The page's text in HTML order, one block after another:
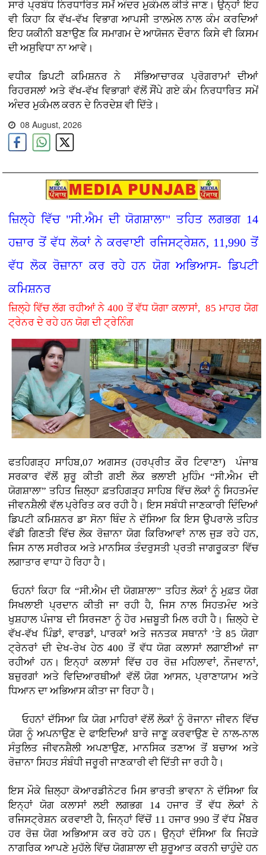
ਸਾਰੇ ਪ੍ਰਬੰਧ ਨਿਰਧਾਰਿਤ ਸਮੇਂ ਅੰਦਰ ਮੁਕੰਮਲ ਕੀਤੇ ਜਾਣ। ਉਨ੍ਹਾਂ ਇਹ
ਵੀ ਕਿਹਾ ਕਿ ਵੱਖ-ਵੱਖ ਵਿਭਾਗ ਆਪਸੀ ਤਾਲਮੇਲ ਨਾਲ ਕੰਮ ਕਰਦਿਆਂ
ਇਹ ਯਕੀਨੀ ਬਣਾਉਣ ਕਿ ਸਮਾਗਮ ਦੇ ਆਯੋਜਨ ਦੌਰਾਨ ਕਿਸੇ ਵੀ ਕਿਸਮ
ਦੀ ਅਸੁਵਿਧਾ ਨਾ ਆਵੇ।
ਵਧੀਕ ਡਿਪਟੀ ਕਮਿਸ਼ਨਰ ਨੇ ਸੱਭਿਆਚਾਰਕ ਪ੍ਰੋਗਰਾਮਾਂ ਦੀਆਂ
ਰਿਹਰਸਲਾਂ ਅਤੇ ਵੱਖ-ਵੱਖ ਵਿਭਾਗਾਂ ਵੱਲੋਂ ਸੌਂਪੇ ਗਏ ਕੰਮ ਨਿਰਧਾਰਿਤ ਸਮੇਂ
ਅੰਦਰ ਮੁਕੰਮਲ ਕਰਨ ਦੇ ਨਿਰਦੇਸ਼ ਵੀ ਦਿੱਤੇ।
08 August, 2026
ਜ਼ਿਲ੍ਹੇ ਵਿੱਚ "ਸੀ.ਐਮ ਦੀ ਯੋਗਸ਼ਾਲਾ" ਤਹਿਤ ਲਗਭਗ 14
ਹਜ਼ਾਰ ਤੋਂ ਵੱਧ ਲੋਕਾਂ ਨੇ ਕਰਵਾਈ ਰਜਿਸਟ੍ਰੇਸ਼ਨ, 11,990 ਤੋਂ
ਵੱਧ ਲੋਕ ਰੋਜ਼ਾਨਾ ਕਰ ਰਹੇ ਹਨ ਯੋਗ ਅਭਿਆਸ- ਡਿਪਟੀ
ਕਮਿਸ਼ਨਰ
ਜ਼ਿਲ੍ਹੇ ਵਿੱਚ ਲੱਗ ਰਹੀਆਂ ਨੇ 400 ਤੋਂ ਵੱਧ ਯੋਗਾ ਕਲਾਸਾਂ, 85 ਮਾਹਰ ਯੋਗ
ਟ੍ਰੇਨਰ ਦੇ ਰਹੇ ਹਨ ਯੋਗ ਦੀ ਟ੍ਰੇਨਿੰਗ
ਫਤਹਿਗੜ੍ਹ ਸਾਹਿਬ,07 ਅਗਸਤ (ਹਰਪ੍ਰੀਤ ਕੌਰ ਟਿਵਾਣਾ)
ਪੰਜਾਬ
ਸਰਕਾਰ ਵੱਲੋਂ ਸ਼ੁਰੂ ਕੀਤੀ ਗਈ ਲੋਕ ਭਲਾਈ ਮੁਹਿੰਮ “ਸੀ.ਐਮ ਦੀ
ਯੋਗਸ਼ਾਲਾ” ਤਹਿਤ ਜ਼ਿਲ੍ਹਾ ਫ਼ਤਹਿਗੜ੍ਹ ਸਾਹਿਬ ਵਿੱਚ ਲੋਕਾਂ ਨੂੰ ਸਿਹਤਮੰਦ
ਜੀਵਨਸ਼ੈਲੀ ਵੱਲ ਪ੍ਰੇਰਿਤ ਕਰ ਰਹੀ ਹੈ। ਇਸ ਸਬੰਧੀ ਜਾਣਕਾਰੀ ਦਿੰਦਿਆਂ
ਡਿਪਟੀ ਕਮਿਸ਼ਨਰ ਡਾ ਸੋਨਾ ਥਿੰਦ ਨੇ ਦੱਸਿਆ ਕਿ ਇਸ ਉਪਰਾਲੇ ਤਹਿਤ
ਵੱਡੀ ਗਿਣਤੀ ਵਿੱਚ ਲੋਕ ਰੋਜ਼ਾਨਾ ਯੋਗ ਕਿਰਿਆਵਾਂ ਨਾਲ ਜੁੜ ਰਹੇ ਹਨ,
ਜਿਸ ਨਾਲ ਸਰੀਰਕ ਅਤੇ ਮਾਨਸਿਕ ਤੰਦਰੁਸਤੀ ਪ੍ਰਤੀ ਜਾਗਰੂਕਤਾ ਵਿੱਚ
ਲਗਾਤਾਰ ਵਾਧਾ ਹੋ ਰਿਹਾ ਹੈ।
ਓਹਨਾਂ ਕਿਹਾ ਕਿ “ਸੀ.ਐਮ ਦੀ ਯੋਗਸ਼ਾਲਾ” ਤਹਿਤ ਲੋਕਾਂ ਨੂੰ ਮੁਫ਼ਤ ਯੋਗ
ਸਿਖਲਾਈ ਪ੍ਰਦਾਨ ਕੀਤੀ ਜਾ ਰਹੀ ਹੈ, ਜਿਸ ਨਾਲ ਸਿਹਤਮੰਦ ਅਤੇ
ਖੁਸ਼ਹਾਲ ਪੰਜਾਬ ਦੀ ਸਿਰਜਣਾ ਨੂੰ ਹੋਰ ਮਜ਼ਬੂਤੀ ਮਿਲ ਰਹੀ ਹੈ। ਜ਼ਿਲ੍ਹੇ ਦੇ
ਵੱਖ-ਵੱਖ ਪਿੰਡਾਂ, ਵਾਰਡਾਂ, ਪਾਰਕਾਂ ਅਤੇ ਜਨਤਕ ਸਥਾਨਾਂ ’ਤੇ 85 ਯੋਗਾ
ਟ੍ਰੇਨਰਾਂ ਦੀ ਦੇਖ-ਰੇਖ ਹੇਠ 400 ਤੋਂ ਵੱਧ ਯੋਗ ਕਲਾਸਾਂ ਲਗਾਈਆਂ ਜਾ
ਰਹੀਆਂ ਹਨ। ਇਨ੍ਹਾਂ ਕਲਾਸਾਂ ਵਿੱਚ ਹਰ ਰੋਜ਼ ਮਹਿਲਾਵਾਂ, ਨੌਜਵਾਨਾਂ,
ਬਜ਼ੁਰਗਾਂ ਅਤੇ ਵਿਦਿਆਰਥੀਆਂ ਵੱਲੋਂ ਯੋਗ ਆਸਨ, ਪ੍ਰਾਣਾਯਾਮ ਅਤੇ
ਧਿਆਨ ਦਾ ਅਭਿਆਸ ਕੀਤਾ ਜਾ ਰਿਹਾ ਹੈ।
ਓਹਨਾਂ ਦੱਸਿਆ ਕਿ ਯੋਗ ਮਾਹਿਰਾਂ ਵੱਲੋਂ ਲੋਕਾਂ ਨੂੰ ਰੋਜਾਨਾ ਜੀਵਨ ਵਿੱਚ
ਯੋਗ ਨੂੰ ਅਪਨਾਉਣ ਦੇ ਫਾਇਦਿਆਂ ਬਾਰੇ ਜਾਣੂ ਕਰਵਾਉਣ ਦੇ ਨਾਲ-ਨਾਲ
ਸੰਤੁਲਿਤ ਜੀਵਨਸ਼ੈਲੀ ਅਪਣਾਉਣ, ਮਾਨਸਿਕ ਤਣਾਅ ਤੋਂ ਬਚਾਅ ਅਤੇ
ਰੋਜ਼ਾਨਾ ਸਿਹਤ ਸੰਬੰਧੀ ਜਰੂਰੀ ਜਾਣਕਾਰੀ ਵੀ ਦਿੱਤੀ ਜਾ ਰਹੀ ਹੈ।
ਇਸ ਮੌਕੇ ਜ਼ਿਲ੍ਹਾ ਕੋਆਰਡੀਨੇਟਰ ਮਿਸ ਭਾਰਤੀ ਭਾਵਨਾ ਨੇ ਦੱਸਿਆ ਕਿ
ਇਨ੍ਹਾਂ ਯੋਗ ਕਲਾਸਾਂ ਲਈ ਲਗਭਗ 14 ਹਜਾਰ ਤੋਂ ਵੱਧ ਲੋਕਾਂ ਨੇ
ਰਜਿਸਟ੍ਰੇਸ਼ਨ ਕਰਵਾਈ ਹੈ, ਜਿਨ੍ਹਾਂ ਵਿੱਚੋਂ 11 ਹਜਾਰ 990 ਤੋਂ ਵੱਧ ਮੈਂਬਰ
ਹਰ ਰੋਜ਼ ਯੋਗ ਅਭਿਆਸ ਕਰ ਰਹੇ ਹਨ। ਉਨ੍ਹਾਂ ਦੱਸਿਆ ਕਿ ਜਿਹੜੇ
ਨਾਗਰਿਕ ਆਪਣੇ ਮੁਹੱਲੇ ਵਿੱਚ ਯੋਗਸ਼ਾਲਾ ਦੀ ਸ਼ੁਰੂਆਤ ਕਰਨੀ ਚਾਹੁੰਦੇ ਹਨ